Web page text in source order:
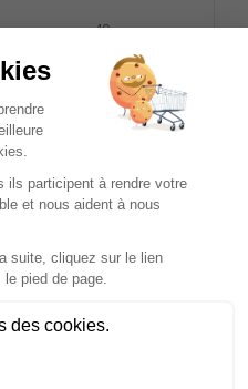
:179€40
libre
Papier + Version digitale offerte + les articles en illimité sur web et mobile